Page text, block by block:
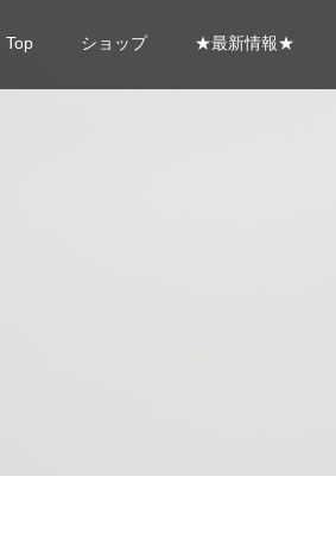
Top ショップ ★最新情報★